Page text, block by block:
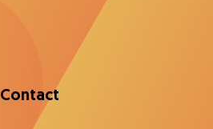
Contact